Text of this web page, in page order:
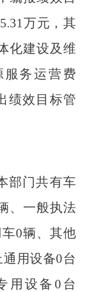
万元，其
化建设及维
服务运营费
绩效目标管
部门共有车
、一般执法
0辆、其他
通用设备0台
用设备 0 台